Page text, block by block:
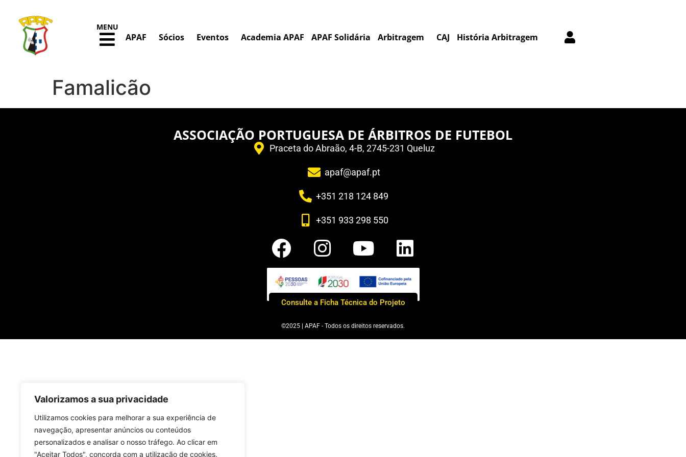
Valorizamos a sua privacidade
Utilizamos cookies para melhorar a sua experiência de
navegação, apresentar anúncios ou conteúdos
personalizados e analisar o nosso tráfego. Ao clicar em
"Aceitar Todos", concorda com a utilização de cookies.
MENU
APAF Sócios Eventos Academia APAF APAF Solidária Arbitragem CAJ História Arbitragem
Famalicão
ASSOCIAÇÃO PORTUGUESA DE ÁRBITROS DE FUTEBOL
Praceta do Abraão, 4-B, 2745-231 Queluz
apaf@apaf.pt
+351 218 124 849
+351 933 298 550
Consulte a Ficha Técnica do Projeto
©2025 | APAF - Todos os direitos reservados.